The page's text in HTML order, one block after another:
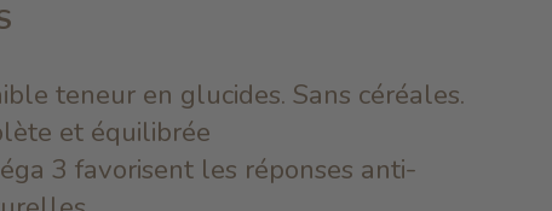
teneur en glucides. Sans céréales.
et équilibrée
3 favorisent les réponses anti-